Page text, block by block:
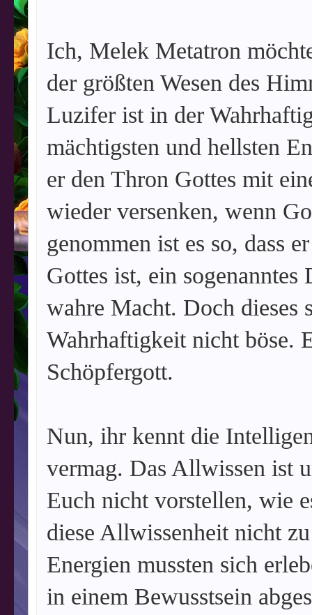
Ich, Melek Metatron
der größten Wesen des
Luzifer ist in der
mächtigsten und hellsten
er den Thron Gottes mit
wieder versenken, wenn
genommen ist es so, dass
Gottes ist, ein
wahre Macht. Doch dieses
Wahrhaftigkeit nicht böse.
Schöpfergott.
Nun, ihr kennt die
vermag. Das Allwissen ist
Euch nicht vorstellen, wie
diese Allwissenheit nicht
Energien mussten sich
in einem Bewusstsein